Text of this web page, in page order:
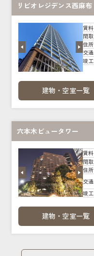
リビオレジデンス西麻布
賃料
間取
住所
交通
竣工
建物・空室一覧
六本木ビュータワー
賃料
間取
住所
交通
竣工
建物・空室一覧